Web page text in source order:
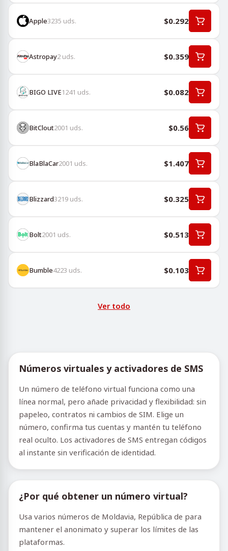
Apple3235 uds. $0.292
Astropay2 uds. $0.359
BIGO LIVE1241 uds. $0.082
BitClout2001 uds. $0.56
BlaBlaCar2001 uds. $1.407
Blizzard3219 uds. $0.325
Bolt2001 uds. $0.513
Bumble4223 uds. $0.103
Ver todo
Números virtuales y activadores de SMS
Un número de teléfono virtual funciona como una
línea normal, pero añade privacidad y flexibilidad: sin
papeleo, contratos ni cambios de SIM. Elige un
número, confirma tus cuentas y mantén tu teléfono
real oculto. Los activadores de SMS entregan códigos
al instante sin verificación de identidad.
¿Por qué obtener un número virtual?
Usa varios números de Moldavia, República de para
mantener el anonimato y superar los límites de las
plataformas.